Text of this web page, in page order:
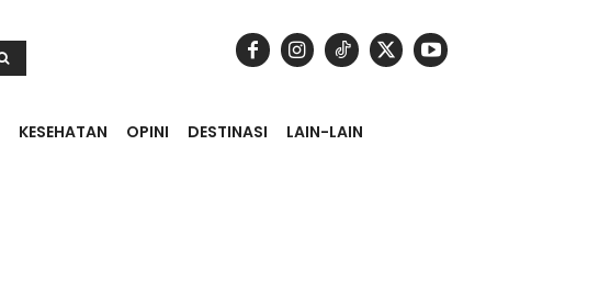
KESEHATAN OPINI DESTINASI LAIN-LAIN